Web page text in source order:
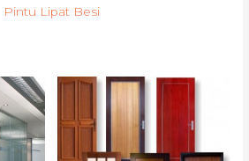
Pintu Lipat Besi